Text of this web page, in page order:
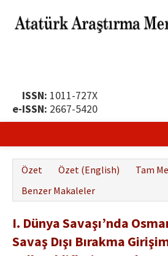
ISSN: 1011-727X
e-ISSN: 2667-5420
Yayın Politikası
Dergi Kurulları
Yayın İlkeleri
Özet Özet (English) Tam
Benzer Makaleler
I. Dünya Savaşı’nda
Savaş Dışı Bırakma